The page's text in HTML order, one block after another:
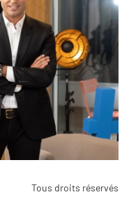
Tous droits réservés